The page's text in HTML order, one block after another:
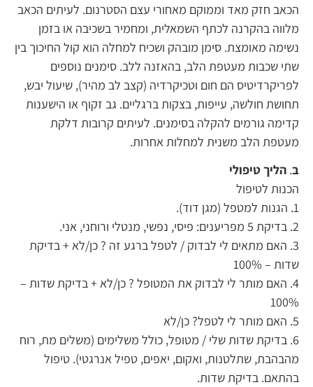
הכאב חזק מאד וממוקם מאחורי עצם הסטרנום. לעיתים הכאב
מלווה בהקרנה לכתף השמאלית, ומחמיר בשכיבה או בזמן
נשימה מאומצת. סימן מובהק ושכיח למחלה הוא קול החיכוך בין
שתי שכבות מעטפת הלב, בהאזנה ללב. סימנים נוספים
לפריקרדיטיס הם חום וטכיקרדיה (קצב לב מהיר), שיעול יבש,
תחושת חולשה, עייפות, בצקות ברגליים. גב זקוף או הישענות
קדימה גורמים להקלה בסימנים. לעיתים קרובות דלקת
מעטפת הלב משנית למחלות אחרות.
ב. הליך טיפולי
הכנות לטיפול
1. הגנות למטפל (מגן דוד).
2. בדיקת 5 מפריענים: פיסי, נפשי, מנטלי ורוחני, אני.
3. האם מתאים לי לבדוק / לטפל ברגע זה ? כן/לא + בדיקת
שדות – 100%
4. האם מותר לי לבדוק את המטופל ? כן/לא + בדיקת שדות –
100%
5. האם מותר לי לטפל? כן/לא
6. בדיקת שדות שלי / מטופל, כולל משלימים (משלים מת, רוח
מהבהבת, שתלטנות, ואקום, יאפים, טפיל אנרגטי). טיפול
בהתאם. בדיקת שדות.